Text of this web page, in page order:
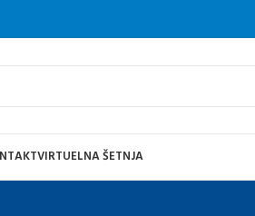
VIRTUELNA ŠETNJA